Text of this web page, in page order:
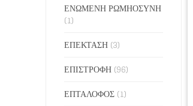
ΕΝΩΜΕΝΗ ΡΩΜΗΟΣΥΝΗ
(1)
ΕΠΕΚΤΑΣΗ (3)
ΕΠΙΣΤΡΟΦΗ (96)
ΕΠΤΑΛΟΦΟΣ (1)